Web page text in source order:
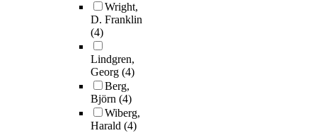
Wright,
D. Franklin
(4)
Lindgren,
Georg (4)
Berg,
Björn (4)
Wiberg,
Harald (4)